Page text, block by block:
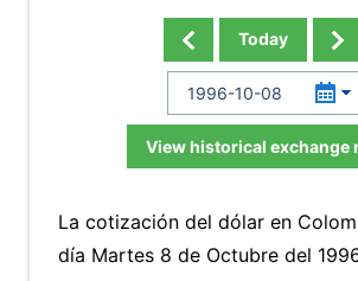
Today
View historical exchange
La cotización del dólar en
día Martes 8 de Octubre del